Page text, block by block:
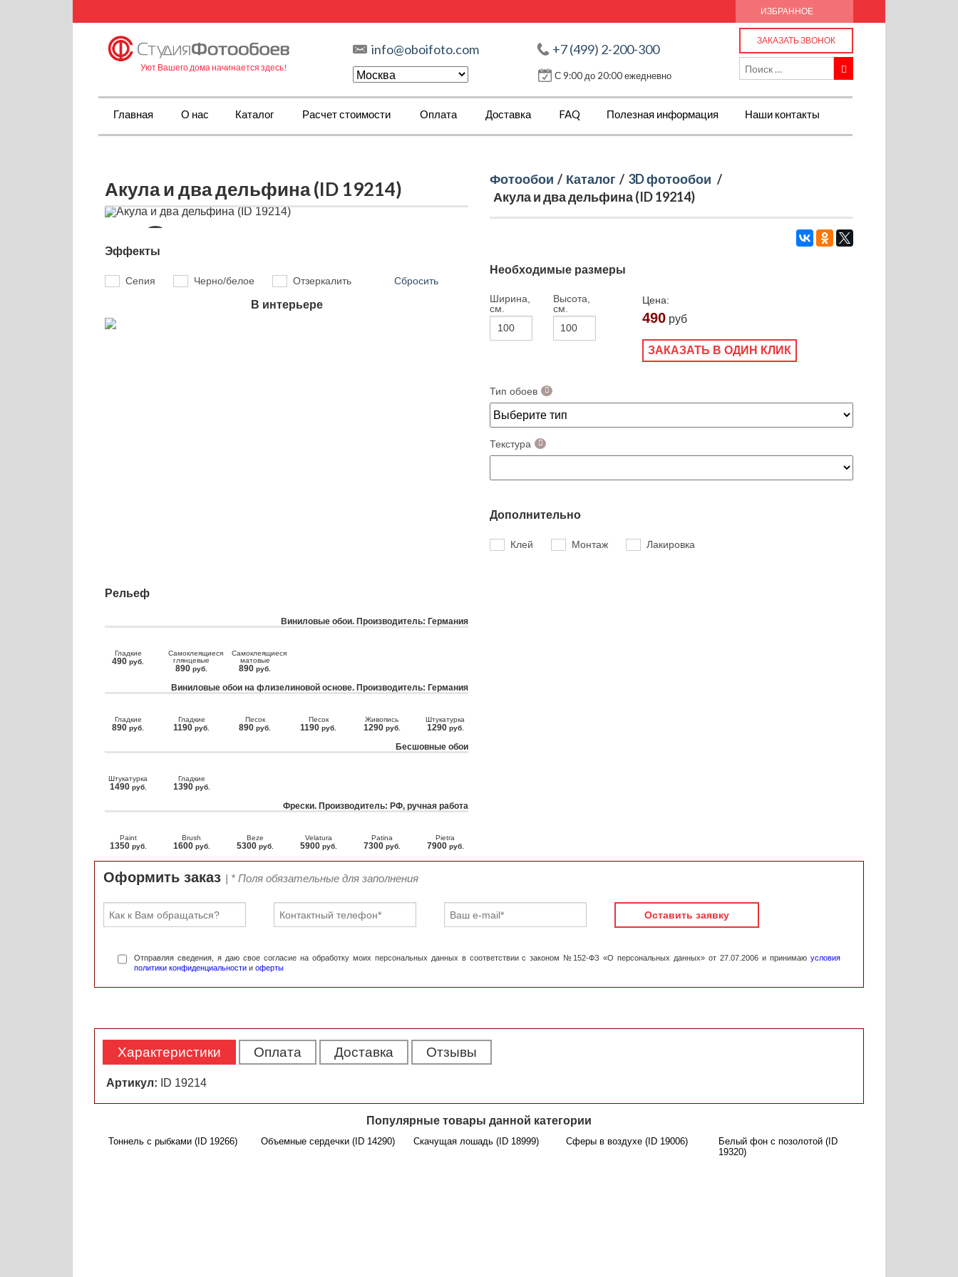
ИЗБРАННОЕ
Уют Вашего дома начинается здесь!
info@oboifoto.com +7 (499) 2-200-300
С 9:00 до 20:00 ежедневно
ЗАКАЗАТЬ ЗВОНОК
Главная О нас Каталог Расчет стоимости Оплата Доставка FAQ Полезная информация Наши контакты
Акула и два дельфина (ID 19214)
Эффекты
Сепия Черно/белое Отзеркалить Сбросить
В интерьере
Фотообои / Каталог / 3D фотообои /
Акула и два дельфина (ID 19214)
Необходимые размеры
Ширина,
см.
Высота,
см.
Цена:
490 руб
ЗАКАЗАТЬ В ОДИН КЛИК
Тип обоев
Текстура
Дополнительно
Клей Монтаж Лакировка
Рельеф
Виниловые обои. Производитель: Германия
Гладкие
490 руб.
Самоклеящиеся
глянцевые
890 руб.
Самоклеящиеся
матовые
890 руб.
Виниловые обои на флизелиновой основе. Производитель: Германия
Гладкие
890 руб.
Гладкие
1190 руб.
Песок
890 руб.
Песок
1190 руб.
Живопись
1290 руб.
Штукатурка
1290 руб.
Бесшовные обои
Штукатурка
1490 руб.
Гладкие
1390 руб.
Фрески. Производитель: РФ, ручная работа
Paint
1350 руб.
Brush
1600 руб.
Beze
5300 руб.
Velatura
5900 руб.
Patina
7300 руб.
Pietra
7900 руб.
Оформить заказ | * Поля обязательные для заполнения
Оставить заявку
Отправляя сведения, я даю свое согласие на обработку моих персональных данных в соответствии с законом №152-ФЗ «О персональных данных» от 27.07.2006 и принимаю условия
политики конфиденциальности и оферты
Характеристики Оплата Доставка Отзывы
Артикул: ID 19214
Популярные товары данной категории
Тоннель с рыбками (ID 19266) Объемные сердечки (ID 14290) Скачущая лошадь (ID 18999) Сферы в воздухе (ID 19006)
Белый фон с позолотой (ID
19320)